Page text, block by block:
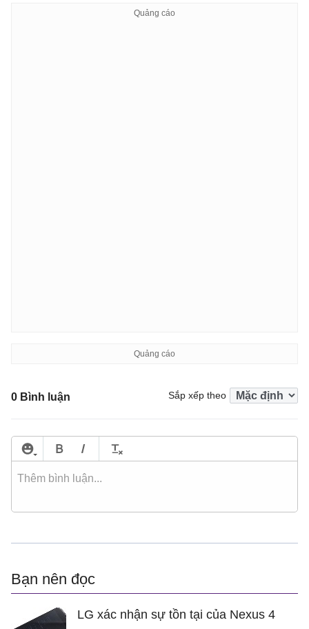
0 Bình luận Sắp xếp theo
Bạn nên đọc
LG xác nhận sự tồn tại của Nexus 4